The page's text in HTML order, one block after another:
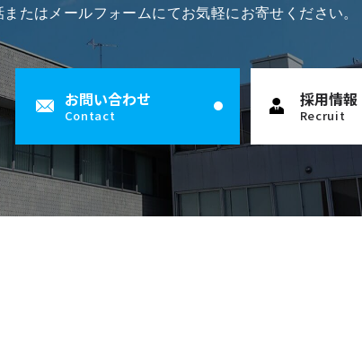
たはメールフォームにてお気軽にお寄せください。
お問い合わせ
Contact
採用情報
Recruit